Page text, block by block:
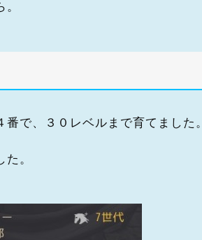
で、３０レベルまで育てました。
。